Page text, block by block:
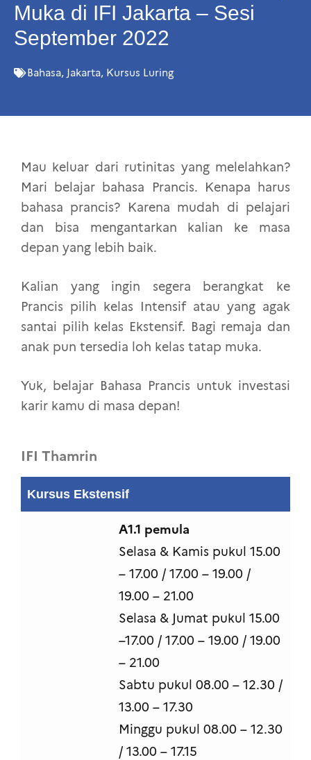
Muka di IFI Jakarta – Sesi
September 2022
Bahasa, Jakarta, Kursus Luring
Mau keluar dari rutinitas yang melelahkan?
Mari belajar bahasa Prancis. Kenapa harus
bahasa prancis? Karena mudah di pelajari
dan bisa mengantarkan kalian ke masa
depan yang lebih baik.
Kalian yang ingin segera berangkat ke
Prancis pilih kelas Intensif atau yang agak
santai pilih kelas Ekstensif. Bagi remaja dan
anak pun tersedia loh kelas tatap muka.
Yuk, belajar Bahasa Prancis untuk investasi
karir kamu di masa depan!
IFI Thamrin
Kursus Ekstensif
A1.1 pemula
Selasa & Kamis pukul 15.00
– 17.00 / 17.00 – 19.00 /
19.00 – 21.00
Selasa & Jumat pukul 15.00
–17.00 / 17.00 – 19.00 / 19.00
– 21.00
Sabtu pukul 08.00 – 12.30 /
13.00 – 17.30
Minggu pukul 08.00 – 12.30
/ 13.00 – 17.15